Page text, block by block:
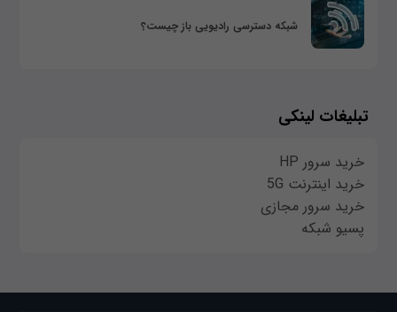
شبکه دسترسی رادیویی باز چیست؟
تبلیغات لینکی
خرید سرور HP
خرید اینترنت 5G
خرید سرور مجازی
پسیو شبکه